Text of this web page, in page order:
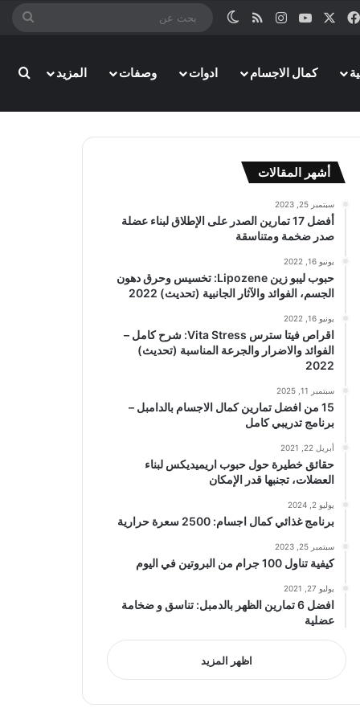
فيسبوك ‫YouTubeانستقرامملخص الموقع RSS
الوضع المظلم
كمال الاجسام ادوات وصفات المزيد
أشهر المقالات
سبتمبر 25, 2023
أفضل 17 تمارين الصدر على الإطلاق لبناء عضلة
صدر ضخمة ومتناسقة
يونيو 16, 2022
حبوب ليبو زين Lipozene: تخسيس وحرق دهون
الجسم، الفوائد والآثار الجانبية (تحديث) 2022
يونيو 16, 2022
اقراص فيتا سترس Vita Stress: شرح كامل –
الفوائد والاضرار والجرعة المناسبة (تحديث)
2022
سبتمبر 11, 2025
15 من افضل تمارين كمال الاجسام بالدامبل –
برنامج تدريبي كامل
أبريل 22, 2021
حقائق خطيرة حول حبوب اريميديكس لبناء
العضلات، تجنبها قدر الإمكان
يوليو 2, 2024
برنامج غذائي كمال اجسام: 2500 سعرة حرارية
سبتمبر 25, 2023
كيفية تناول 100 جرام من البروتين في اليوم
يوليو 27, 2021
افضل 6 تمارين الظهر بالدمبل: تناسق و ضخامة
عضلية
اظهر المزيد